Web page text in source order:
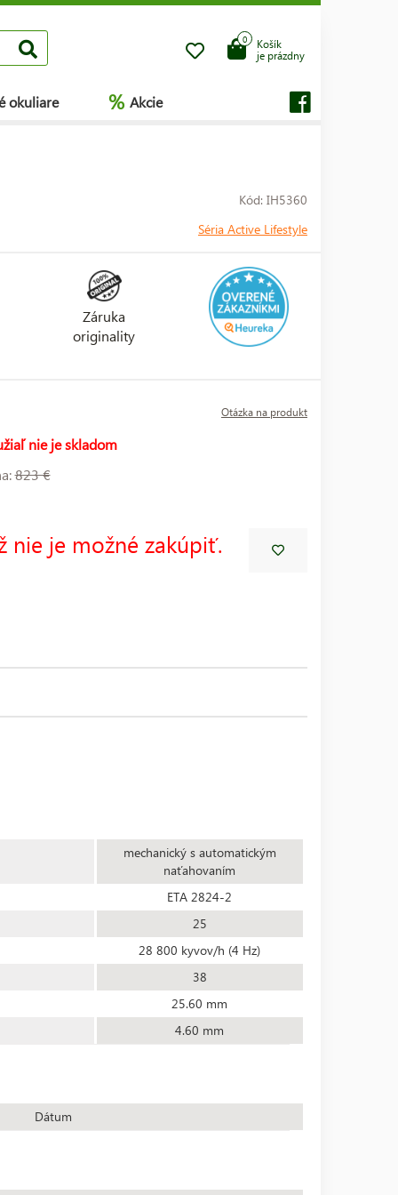
Košík
je prázdny
0
okuliare % Akcie
Kód: IH5360
Séria Active Lifestyle
Záruka
originality
Otázka na produkt
nie je skladom
823 €
nie je možné zakúpiť.
mechanický s automatickým
naťahovaním
ETA 2824-2
25
28 800 kyvov/h (4 Hz)
38
25.60 mm
4.60 mm
Dátum